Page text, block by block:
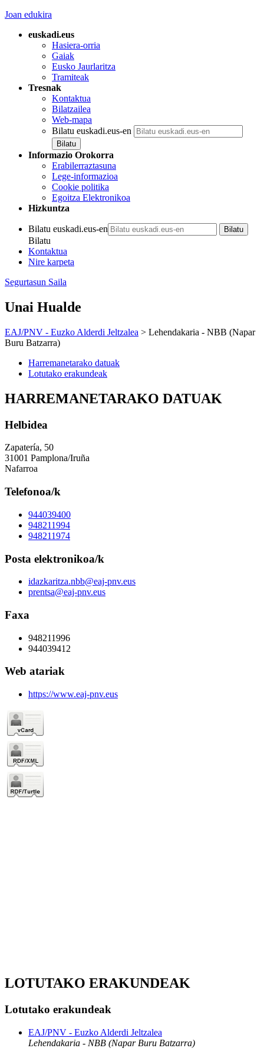
Joan edukira
euskadi.eus
Hasiera-orria
Gaiak
Eusko Jaurlaritza
Tramiteak
Tresnak
Kontaktua
Bilatzailea
Web-mapa
Bilatu euskadi.eus-en
Informazio Orokorra
Erabilerraztasuna
Lege-informazioa
Cookie politika
Egoitza Elektronikoa
Hizkuntza
Bilatu euskadi.eus-en
Bilatu
Kontaktua
Nire karpeta
Segurtasun Saila
Unai Hualde
EAJ/PNV - Euzko Alderdi Jeltzalea > Lehendakaria - NBB (Napar
Buru Batzarra)
Harremanetarako datuak
Lotutako erakundeak
HARREMANETARAKO DATUAK
Helbidea
Zapatería, 50
31001 Pamplona/Iruña
Nafarroa
Telefonoa/k
944039400
948211994
948211974
Posta elektronikoa/k
idazkaritza.nbb@eaj-pnv.eus
prentsa@eaj-pnv.eus
Faxa
948211996
944039412
Web atariak
https://www.eaj-pnv.eus
LOTUTAKO ERAKUNDEAK
Lotutako erakundeak
EAJ/PNV - Euzko Alderdi Jeltzalea
Lehendakaria - NBB (Napar Buru Batzarra)